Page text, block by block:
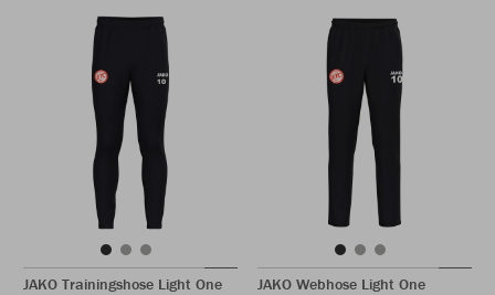
JAKO Trainingshose Light One
JAKO Webhose Light One